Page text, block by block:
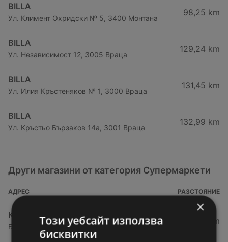
BILLA
Ул. Климент Охридски № 5, 3400 Монтана
98,25 km
BILLA
Ул. Независимост 12, 3005 Враца
129,24 km
BILLA
Ул. Илия Кръстеняков № 1, 3000 Враца
131,45 km
BILLA
Ул. Кръстьо Бързаков 14а, 3001 Враца
132,99 km
Други магазини от категория Супермаркети
АДРЕС РАЗСТОЯНИЕ
Kaufland хипермаркет
Бул. Панония № 41, 3700 Видин
27,69 km
×
Този уебсайт използва
бисквитки